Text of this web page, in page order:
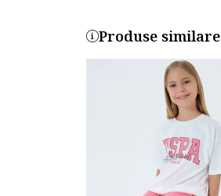
Produse similare